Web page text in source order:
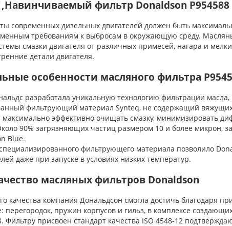
фильтр Donaldson P954588
современных дизельных двигателей должен быть
требованиям к выбросам в окружающую среду.
смазки двигателя от различных примесей, нагара и
детали двигателя.
особенности масляного фильтра
разработала уникальную технологию фильтрации масла,
фильтрующий материал Synteq, не содержащий
максимально эффективно очищать смазку, минимизировать
90% загрязняющих частиц размером 10 и более микрон,
Blue.
фильтрующего материала позволило
даже при запуске в условиях низких температур.
масляных фильтров Donaldson
качества компания Дональдсон смогла достичь благодаря
перегородок, пружин корпусов и гильз, в комплексе
Фильтру присвоен стандарт качества ISO 4548-12